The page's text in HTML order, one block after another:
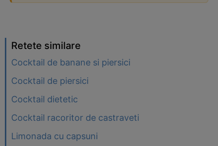
Retete similare
Cocktail de banane si piersici
Cocktail de piersici
Cocktail dietetic
Cocktail racoritor de castraveti
Limonada cu capsuni